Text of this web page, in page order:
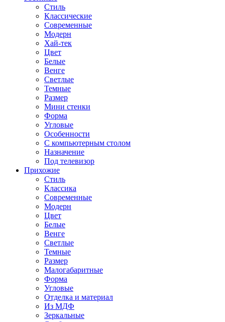
Стиль
Классические
Современные
Модерн
Хай-тек
Цвет
Белые
Венге
Светлые
Темные
Размер
Мини стенки
Форма
Угловые
Особенности
С компьютерным столом
Назначение
Под телевизор
Прихожие
Стиль
Классика
Современные
Модерн
Цвет
Белые
Венге
Светлые
Темные
Размер
Малогабаритные
Форма
Угловые
Отделка и материал
Из МДФ
Зеркальные